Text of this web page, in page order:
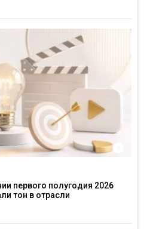
первого полугодия 2026
тон в отрасли